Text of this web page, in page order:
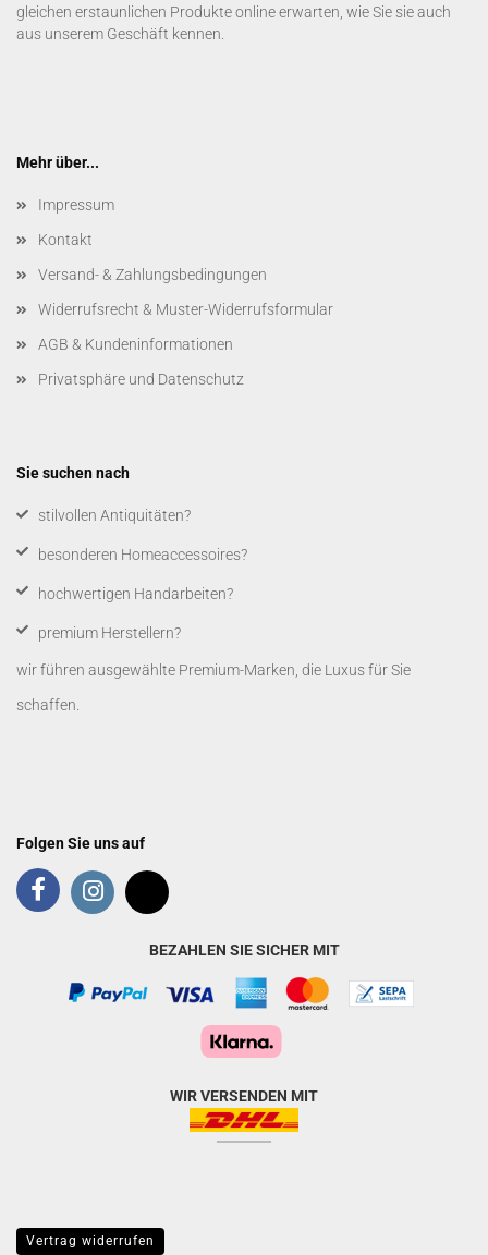
gleichen erstaunlichen Produkte online erwarten, wie Sie sie auch
aus unserem Geschäft kennen.
Mehr über...
Impressum
Kontakt
Versand- & Zahlungsbedingungen
Widerrufsrecht & Muster-Widerrufsformular
AGB & Kundeninformationen
Privatsphäre und Datenschutz
Sie suchen nach
​stilvollen Antiquitäten?
besonderen Homeaccessoires?
hochwertigen Handarbeiten?
premium Herstellern?
wir führen ausgewählte Premium-Marken, die Luxus für Sie
schaffen.
Folgen Sie uns auf
BEZAHLEN SIE SICHER MIT
WIR VERSENDEN MIT
Vertrag widerrufen